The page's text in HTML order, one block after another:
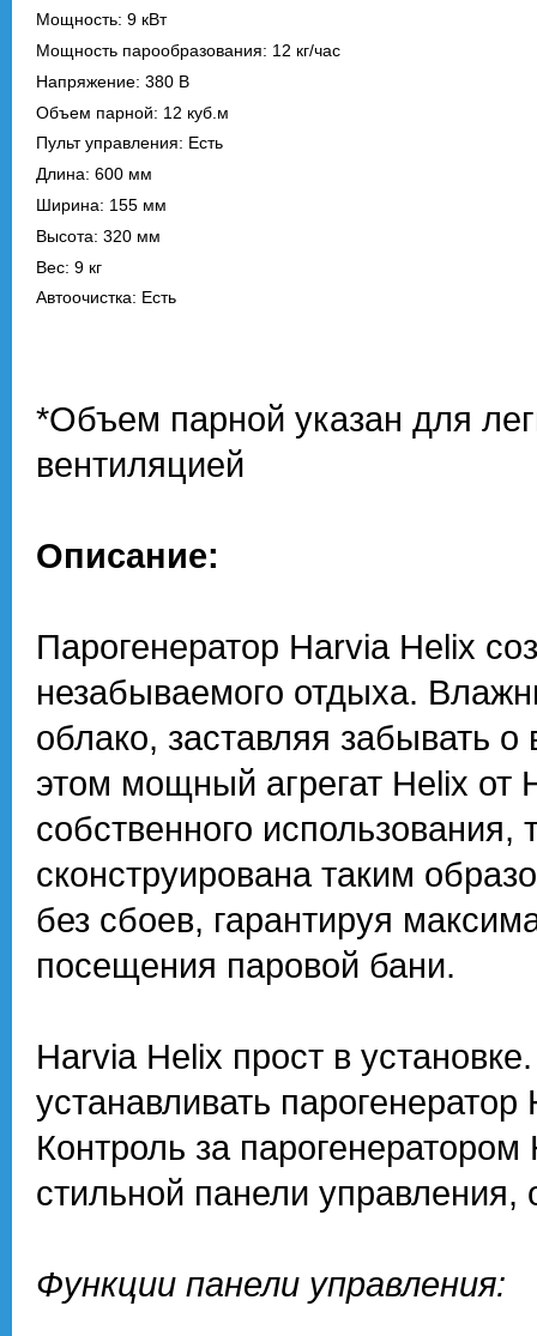
Мощность: 9 кВт
Мощность парообразования: 12 кг/час
Напряжение: 380 В
Объем парной: 12 куб.м
Пульт управления: Есть
Длина: 600 мм
Ширина: 155 мм
Высота: 320 мм
Вес: 9 кг
Автоочистка: Есть
*Объем парной указан для
вентиляцией
Описание:
Парогенератор Harvia Helix
незабываемого отдыха.
облако, заставляя забывать
этом мощный агрегат Helix от
собственного
сконструирована таким
без сбоев, гарантируя
посещения паровой бани.
Harvia Helix прост в
устанавливать
Контроль за
стильной панели
Функции панели управления: